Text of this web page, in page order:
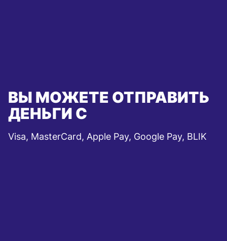
ВЫ МОЖЕТЕ ОТПРАВИТЬ
ДЕНЬГИ С
Visa, MasterCard, Apple Pay, Google Pay, BLIK